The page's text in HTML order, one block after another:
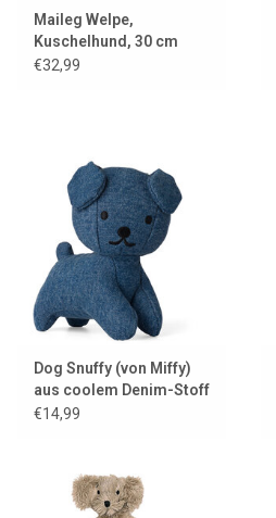
Maileg Welpe,
Kuschelhund, 30 cm
€32,99
Dog Snuffy (von Miffy)
aus coolem Denim-Stoff
€14,99